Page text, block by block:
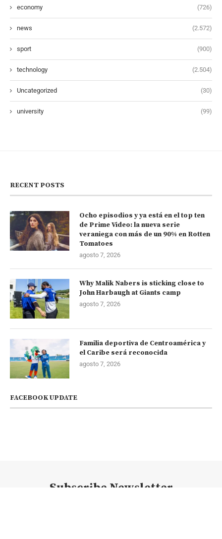
economy (726)
news (2.572)
sport (900)
technology (2.504)
Uncategorized (30)
university (99)
RECENT POSTS
Ocho episodios y ya está en el top ten
de Prime Video: la nueva serie
veraniega con más de un 90% en Rotten
Tomatoes
agosto 7, 2026
Why Malik Nabers is sticking close to
John Harbaugh at Giants camp
agosto 7, 2026
Familia deportiva de Centroamérica y
el Caribe será reconocida
agosto 7, 2026
FACEBOOK UPDATE
Subscribe Newsletter